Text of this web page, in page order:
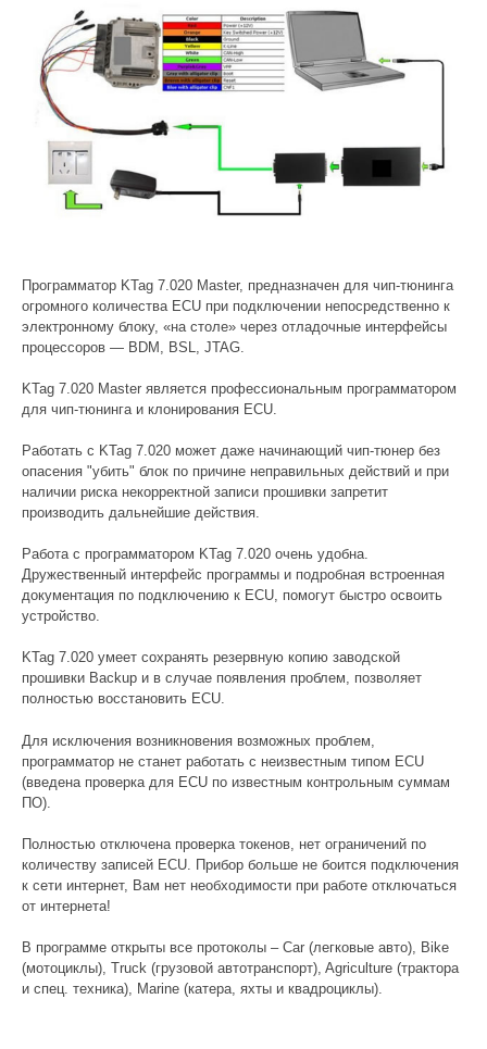
Программатор KTag 7.020 Master, предназначен для чип-тюнинга
огромного количества ECU при подключении непосредственно к
электронному блоку, «на столе» через отладочные интерфейсы
процессоров — BDM, BSL, JTAG.
KTag 7.020 Master является профессиональным программатором
для чип-тюнинга и клонирования ECU.
Работать с KTag 7.020 может даже начинающий чип-тюнер без
опасения "убить" блок по причине неправильных действий и при
наличии риска некорректной записи прошивки запретит
производить дальнейшие действия.
Работа с программатором KTag 7.020 очень удобна.
Дружественный интерфейс программы и подробная встроенная
документация по подключению к ECU, помогут быстро освоить
устройство.
KTag 7.020 умеет сохранять резервную копию заводской
прошивки Backup и в случае появления проблем, позволяет
полностью восстановить ECU.
Для исключения возникновения возможных проблем,
программатор не станет работать с неизвестным типом ECU
(введена проверка для ECU по известным контрольным суммам
ПО).
Полностью отключена проверка токенов, нет ограничений по
количеству записей ECU. Прибор больше не боится подключения
к сети интернет, Вам нет необходимости при работе отключаться
от интернета!
В программе открыты все протоколы – Car (легковые авто), Bike
(мотоциклы), Truck (грузовой автотранспорт), Agriculture (трактора
и спец. техника), Marine (катера, яхты и квадроциклы).